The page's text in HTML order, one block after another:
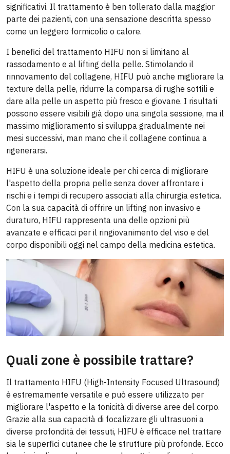
significativi. Il trattamento è ben tollerato dalla maggior
parte dei pazienti, con una sensazione descritta spesso
come un leggero formicolio o calore.
I benefici del trattamento HIFU non si limitano al
rassodamento e al lifting della pelle. Stimolando il
rinnovamento del collagene, HIFU può anche migliorare la
texture della pelle, ridurre la comparsa di rughe sottili e
dare alla pelle un aspetto più fresco e giovane. I risultati
possono essere visibili già dopo una singola sessione, ma il
massimo miglioramento si sviluppa gradualmente nei
mesi successivi, man mano che il collagene continua a
rigenerarsi.
HIFU è una soluzione ideale per chi cerca di migliorare
l'aspetto della propria pelle senza dover affrontare i
rischi e i tempi di recupero associati alla chirurgia estetica.
Con la sua capacità di offrire un lifting non invasivo e
duraturo, HIFU rappresenta una delle opzioni più
avanzate e efficaci per il ringiovanimento del viso e del
corpo disponibili oggi nel campo della medicina estetica.
Quali zone è possibile trattare?
Il trattamento HIFU (High-Intensity Focused Ultrasound)
è estremamente versatile e può essere utilizzato per
migliorare l'aspetto e la tonicità di diverse aree del corpo.
Grazie alla sua capacità di focalizzare gli ultrasuoni a
diverse profondità dei tessuti, HIFU è efficace nel trattare
sia le superfici cutanee che le strutture più profonde. Ecco